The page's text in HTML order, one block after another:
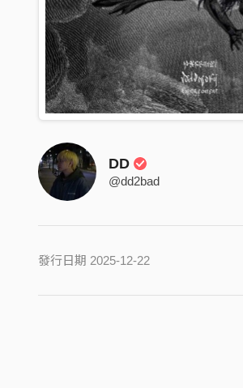
DD
@dd2bad
發行日期 2025-12-22